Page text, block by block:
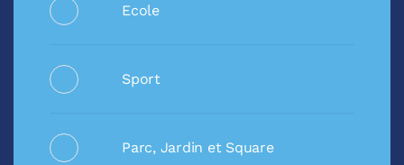
Ecole
Sport
Parc, Jardin et Square